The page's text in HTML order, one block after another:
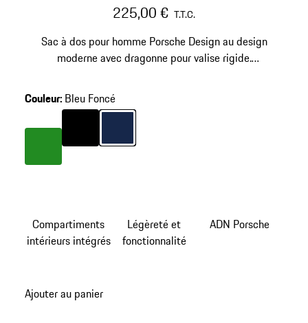
225,00 € T.T.C.
Sac à dos pour homme Porsche Design au design
moderne avec dragonne pour valise rigide.
poches à glissières fonctionnelles. Avec housse de pluie.
Couleur: Bleu Foncé
CouleurNoir
CouleurBleu Foncé
Compartiments
intérieurs intégrés
Légèreté et
fonctionnalité
ADN Porsche
Ajouter au panier